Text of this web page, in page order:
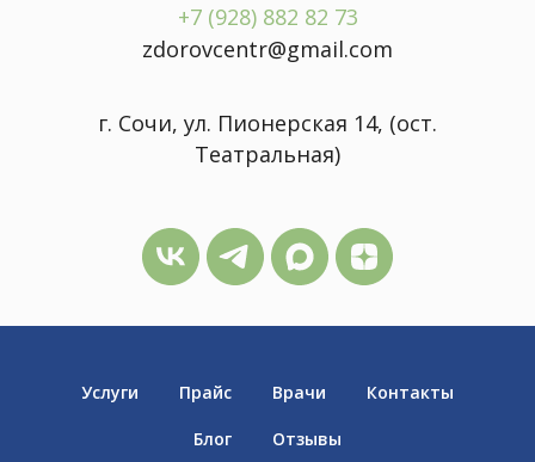
+7 (928) 882 82 73
zdorovcentr@gmail.com
г. Сочи, ул. Пионерская 14, (ост.
Театральная)
Услуги Прайс Врачи Контакты
Блог Отзывы